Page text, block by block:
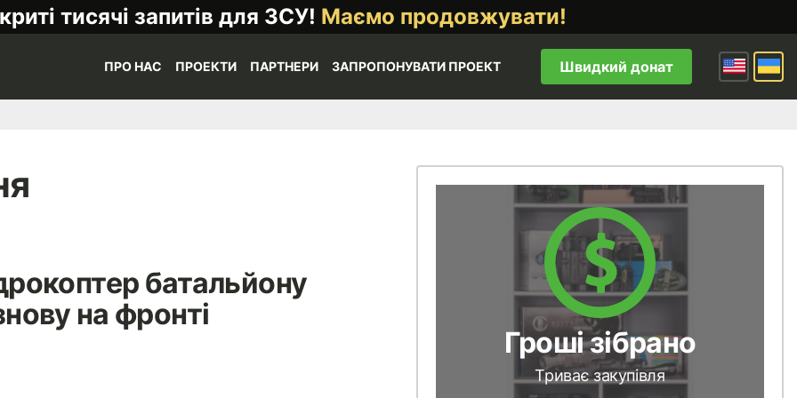
тисячі запитів для ЗСУ! Маємо продовжувати!
ПРО НАС ПРОЕКТИ ПАРТНЕРИ ЗАПРОПОНУВАТИ ПРОЕКТ Швидкий донат
батальйону
на фронті
Гроші зібрано
Триває закупівля